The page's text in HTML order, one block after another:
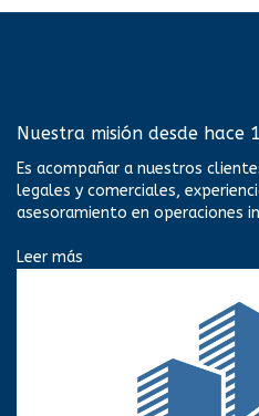
Nuestra misión desde hace
Es acompañar a nuestros
legales y comerciales,
asesoramiento en operaciones
Leer más